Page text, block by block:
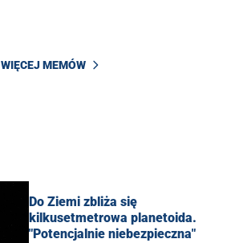
WIĘCEJ MEMÓW
Do Ziemi zbliża się
kilkusetmetrowa planetoida.
"Potencjalnie niebezpieczna"